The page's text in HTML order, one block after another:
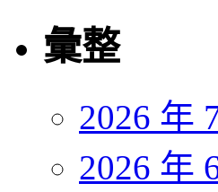
彙整
2026 年
2026 年